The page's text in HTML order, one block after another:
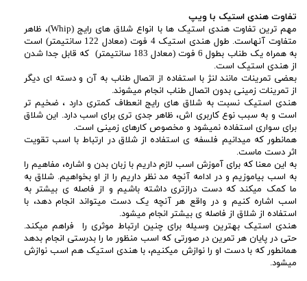
تفاوت هندی استیک با ویپ
مهم ترین تفاوت هندی استیک ها با انواع شلاق های رایج (Whip)، ظاهر
متفاوت آنهاست. طول هندی استیک 4 فوت (معادل 122 سانتیمتر) است
به همراه یک طناب بطول 6 فوت (معادل 183 سانتیمتر) که قابل جدا شدن
از هندی استیک است.
بعضی تمرینات مانند لنژ با استفاده از اتصال طناب به آن و دسته ای دیگر
از تمرینات زمینی بدون اتصال طناب انجام میشوند.
هندی استیک نسبت به شلاق های رایج انعطاف کمتری دارد ، ضخیم تر
است و به سبب نوع کاربری اش، ظاهر جدی تری برای اسب دارد. این شلاق
برای سواری استفاده نمیشود و مخصوص کارهای زمینی است.
همانطور که میدانیم فلسفه ی استفاده از شلاق در ارتباط با اسب تقویت
اثر دست ماست.
به این معنا که برای آموزش اسب لازم داریم با زبان بدن و اشاره، مفاهیم را
به اسب بیاموزیم و در ادامه آنچه مد نظر داریم را از او بخواهیم. شلاق به
ما کمک میکند که دست درازتری داشته باشیم و از فاصله ی بیشتر به
اسب اشاره کنیم و در واقع هر آنچه یک دست میتواند انجام دهد، با
استفاده از شلاق از فاصله ی بیشتر انجام میشود.
هندی استیک بهترین وسیله برای چنین ارتباط موثری را فراهم میکند.
حتی در پایان هر تمرین در صورتی که اسب منظور ما را بدرستی انجام بدهد
همانطور که با دست او را نوازش میکنیم، با هندی استیک هم اسب نوازش
میشود.